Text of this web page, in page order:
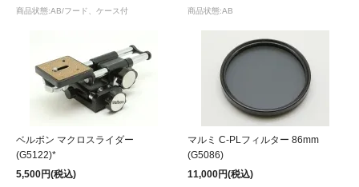
商品状態:AB/フード、ケース付 商品状態:AB
ベルボン マクロスライダー
(G5122)*
5,500円(税込)
マルミ C-PLフィルター 86mm
(G5086)
11,000円(税込)